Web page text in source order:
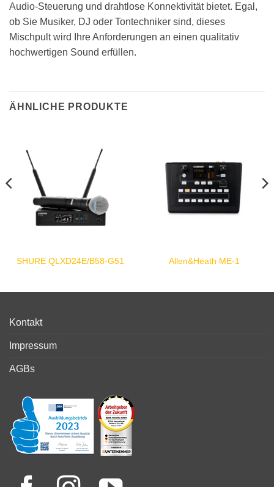
Audio-Steuerung und drahtlose Konnektivität bietet. Egal,
ob Sie Musiker, DJ oder Tontechniker sind, dieses
Mischpult wird Ihre Anforderungen an einen qualitativ
hochwertigen Sound erfüllen.
ÄHNLICHE PRODUKTE
SHURE QLXD24E/B58-G51 Allen&Heath ME-1
Kontakt
Impressum
AGBs